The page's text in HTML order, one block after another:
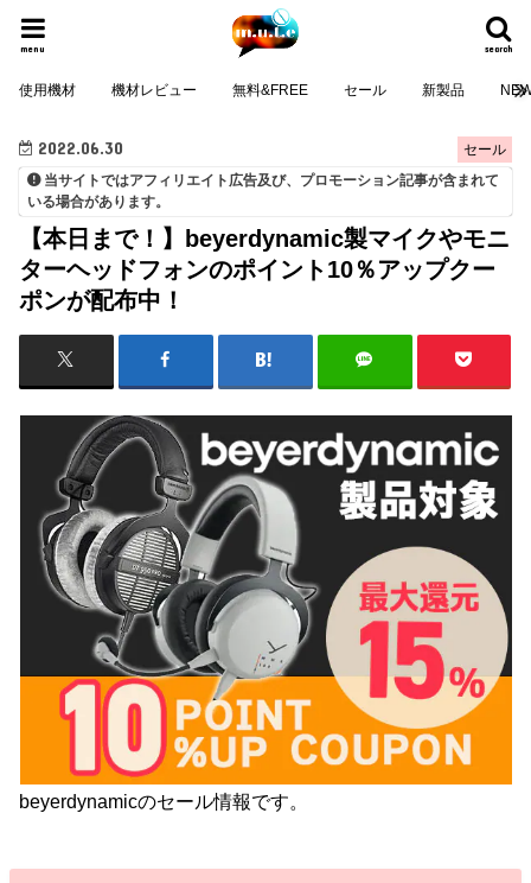
search
menu
使用機材 機材レビュー 無料&FREE セール 新製品
セール
2022.06.30
当サイトではアフィリエイト広告及び、プロモーション記事が含まれて
いる場合があります。
【本日まで！】beyerdynamic製マイクやモニ
ターヘッドフォンのポイント10％アップクー
ポンが配布中！
beyerdynamicのセール情報です。